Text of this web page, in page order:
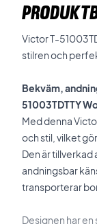
Victor T-
stilren och
Bekväm,
51003TDTTY
Med denna
och stil, vilket
Den är tillverkad
andningsbar
transporterar
Designen har